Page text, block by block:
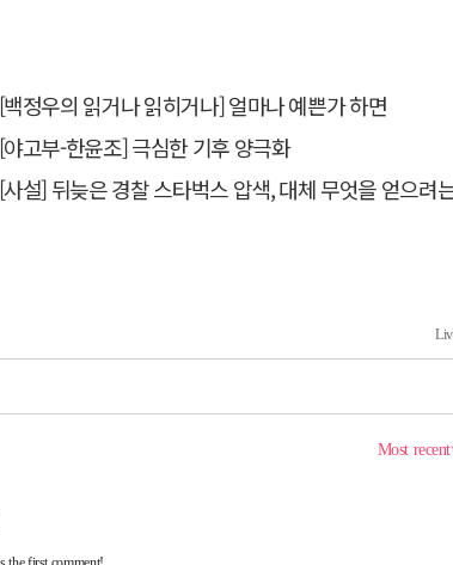
[백정우의 읽거나 읽히거나] 얼마나 예쁜가 하면
[야고부-한윤조] 극심한 기후 양극화
[사설] 뒤늦은 경찰 스타벅스 압색, 대체 무엇을 얻으려는 것인